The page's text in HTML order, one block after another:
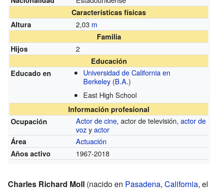
Características físicas
Altura
2,03 m
Familia
Hijos
2
Educación
Educado en
Universidad de California en
Berkeley (B.A.)
East High School
Información profesional
Ocupación
Actor de cine, actor de televisión,actor de
vozyactor
Área Actuación
Años activo 1967-2018
Charles Richard Moll (nacido en Pasadena, California, el